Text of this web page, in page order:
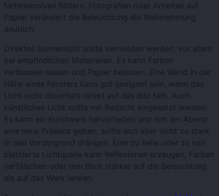
farbintensiven Bildern, Fotografien oder Arbeiten auf
Papier verändert die Beleuchtung die Wahrnehmung
deutlich.
Direktes Sonnenlicht sollte vermieden werden, vor allem
bei empfindlichen Materialien. Es kann Farben
verblassen lassen und Papier belasten. Eine Wand in der
Nähe eines Fensters kann gut geeignet sein, wenn das
Licht nicht dauerhaft direkt auf das Bild fällt. Auch
künstliches Licht sollte mit Bedacht eingesetzt werden.
Es kann ein Kunstwerk hervorheben und ihm am Abend
eine neue Präsenz geben, sollte sich aber nicht zu stark
in den Vordergrund drängen. Eine zu helle oder zu nah
platzierte Lichtquelle kann Reflexionen erzeugen, Farben
verfälschen oder den Blick stärker auf die Beleuchtung
als auf das Werk lenken.